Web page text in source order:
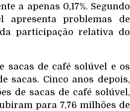
a apenas 0,17%. Segundo
apresenta problemas de
participação relativa do
sacas de café solúvel e os
sacas. Cinco anos depois,
de sacas de café solúvel,
para 7,76 milhões de